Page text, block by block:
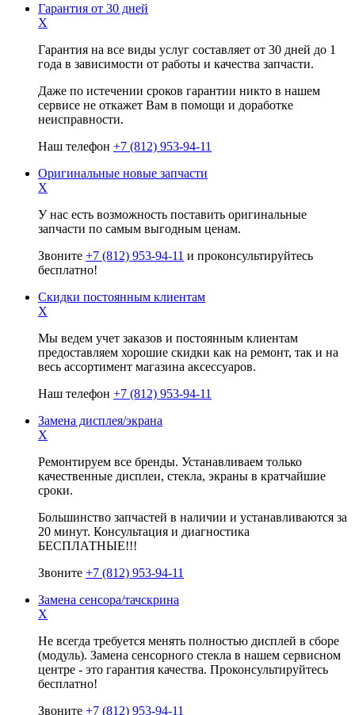
Гарантия от 30 дней
X
Гарантия на все виды услуг составляет от 30 дней до 1
года в зависимости от работы и качества запчасти.
Даже по истечении сроков гарантии никто в нашем
сервисе не откажет Вам в помощи и доработке
неисправности.
Наш телефон +7 (812) 953-94-11
Оригинальные новые запчасти
X
У нас есть возможность поставить оригинальные
запчасти по самым выгодным ценам.
Звоните +7 (812) 953-94-11 и проконсультируйтесь
бесплатно!
Скидки постоянным клиентам
X
Мы ведем учет заказов и постоянным клиентам
предоставляем хорошие скидки как на ремонт, так и на
весь ассортимент магазина аксессуаров.
Наш телефон +7 (812) 953-94-11
Замена дисплея/экрана
X
Ремонтируем все бренды. Устанавливаем только
качественные дисплеи, стекла, экраны в кратчайшие
сроки.
Большинство запчастей в наличии и устанавливаются за
20 минут. Консультация и диагностика
БЕСПЛАТНЫЕ!!!
Звоните +7 (812) 953-94-11
Замена сенсора/тачскрина
X
Не всегда требуется менять полностью дисплей в сборе
(модуль). Замена сенсорного стекла в нашем сервисном
центре - это гарантия качества. Проконсультируйтесь
бесплатно!
Звоните +7 (812) 953-94-11